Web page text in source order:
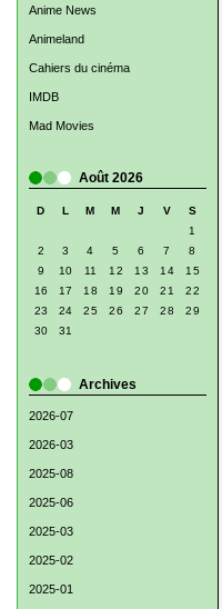
Anime News
Animeland
Cahiers du cinéma
IMDB
Mad Movies
Août 2026
D L M M J V
S
1
2
3 4 5 6 7
8
9
10 11 12 13 14
15
16
17 18 19 20 21
22
23
24 25 26 27 28
29
30
31
Archives
2026-07
2026-03
2025-08
2025-06
2025-03
2025-02
2025-01